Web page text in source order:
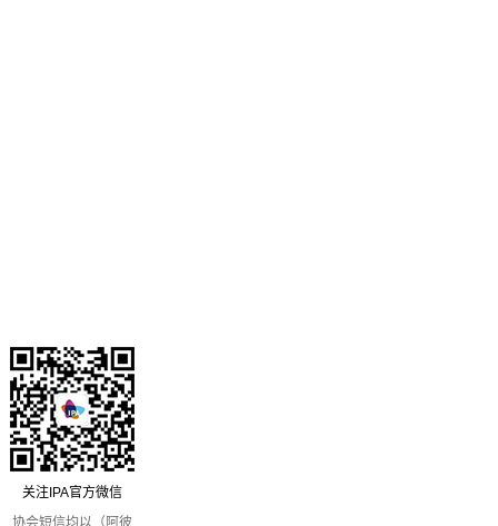
关注IPA官方微信
协会短信均以（阿彼